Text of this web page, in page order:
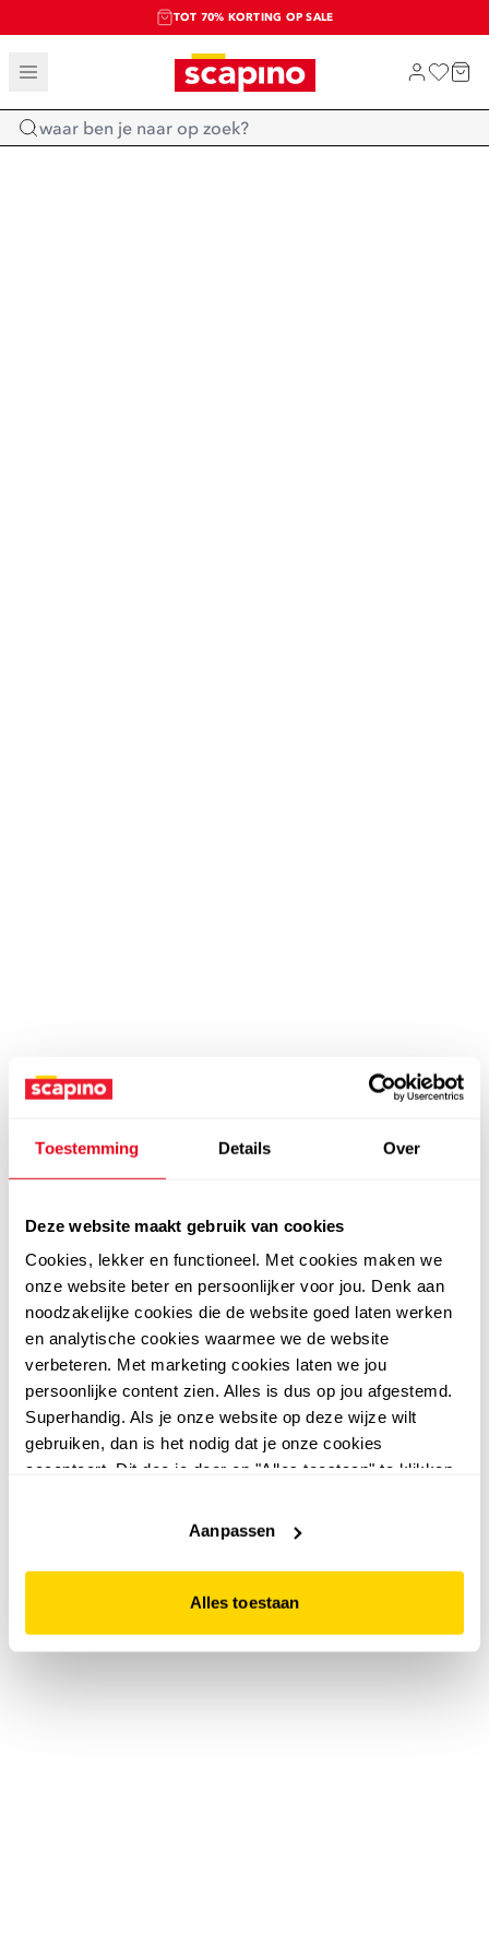
Toestemming Details Over
Deze website maakt gebruik van cookies
Cookies, lekker en functioneel. Met cookies maken we
onze website beter en persoonlijker voor jou. Denk aan
noodzakelijke cookies die de website goed laten werken
en analytische cookies waarmee we de website
verbeteren. Met marketing cookies laten we jou
persoonlijke content zien. Alles is dus op jou afgestemd.
Superhandig. Als je onze website op deze wijze wilt
gebruiken, dan is het nodig dat je onze cookies
accepteert. Dit doe je door op "Alles toestaan" te klikken.
website niet optimaal functioneert.
Aanpassen
Alles toestaan
TOT 70% KORTING OP SALE
SALE: LAATSTE KANS!
SHOP NIEUW
Home